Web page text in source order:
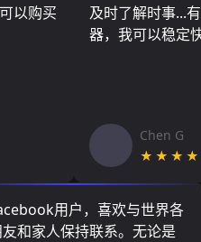
以购买
及时了解时事...
器，我可以稳定
Chen G
用户，喜欢与世界各
和家人保持联系。无论是